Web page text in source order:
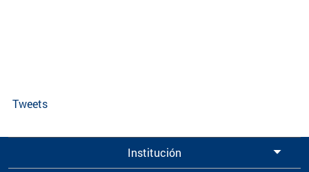
Tweets
Institución